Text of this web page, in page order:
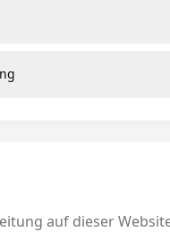
auf dieser